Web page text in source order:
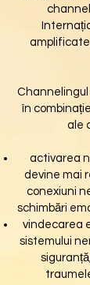
Channelingul
în
ale
activarea
devine mai
conexiuni
schimbări
vindecarea
sistemului